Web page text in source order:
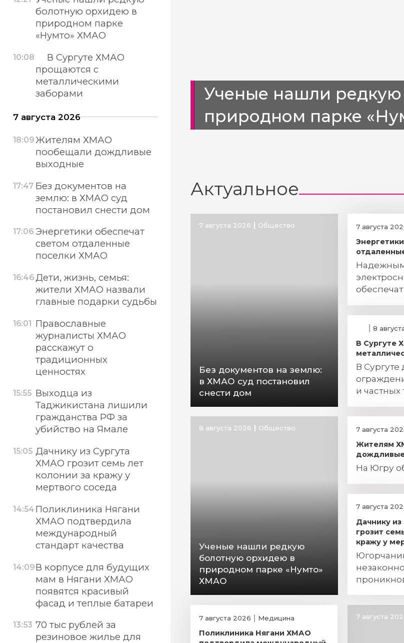
Ученые нашли
природном парке
болотную орхидею в
природном парке
«Нумто» ХМАО
10:08
В Сургуте ХМАО
прощаются с
металлическими
заборами
7 августа 2026
18:09Жителям ХМАО
пообещали дождливые
выходные
17:47 Без документов на
землю: в ХМАО суд
постановил снести дом
17:06 Энергетики обеспечат
светом отдаленные
поселки ХМАО
16:46Дети, жизнь, семья:
жители ХМАО назвали
главные подарки судьбы
16:01 Православные
журналисты ХМАО
расскажут о
традиционных
ценностях
15:55 Выходца из
Таджикистана лишили
гражданства РФ за
убийство на Ямале
15:05 Дачнику из Сургута
ХМАО грозит семь лет
колонии за кражу у
мертвого соседа
14:54 Поликлиника Нягани
ХМАО подтвердила
международный
стандарт качества
14:09В корпусе для будущих
мам в Нягани ХМАО
появятся красивый
фасад и теплые батареи
13:53 70 тыс рублей за
резиновое жилье для
Актуальное
7 августа 2026 Общество
Без документов на землю:
в ХМАО суд постановил
снести дом
7 августа
8
В Сургуте
В
и частных
8 августа 2026 Общество
Ученые нашли редкую
болотную орхидею в
природном парке «Нумто»
ХМАО
7 августа
Жителям
На Югру
7 августа
Дачнику
грозит
кражу у
оружия
7 августа 2026 Медицина
Поликлиника Нягани ХМАО
7 августа